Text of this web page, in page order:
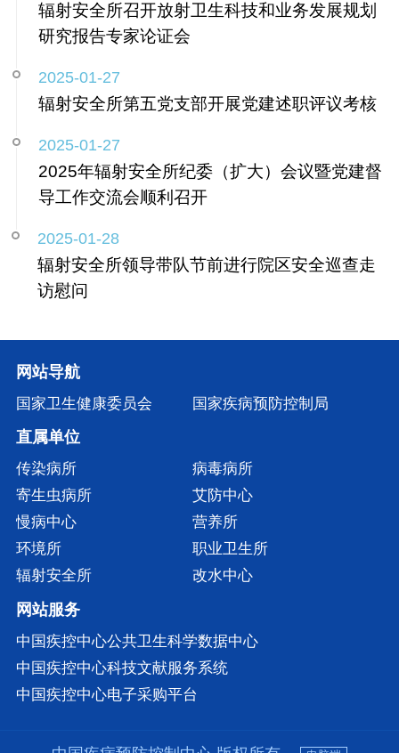
辐射安全所召开放射卫生科技和业务发展规划
研究报告专家论证会
2025-01-27
辐射安全所第五党支部开展党建述职评议考核
2025-01-27
2025年辐射安全所纪委（扩大）会议暨党建督
导工作交流会顺利召开
2025-01-28
辐射安全所领导带队节前进行院区安全巡查走
访慰问
网站导航
国家卫生健康委员会 国家疾病预防控制局
直属单位
传染病所
病毒病所
寄生虫病所
艾防中心
慢病中心
营养所
环境所
职业卫生所
辐射安全所
改水中心
网站服务
中国疾控中心公共卫生科学数据中心
中国疾控中心科技文献服务系统
中国疾控中心电子采购平台